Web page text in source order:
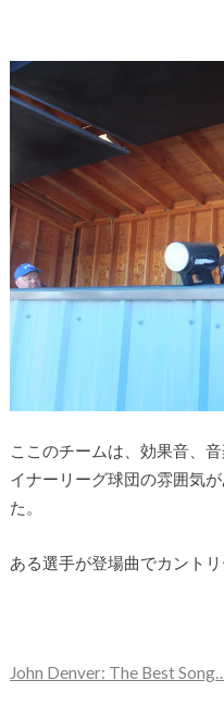
ここのチームは、効果音、
イナーリーグ球団の雰囲気
た。
ある選手が登場曲でカント
John Denver: The Best